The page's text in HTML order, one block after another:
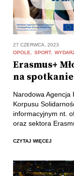
27 CZERWCA, 2023
OPOLE
SPORT
Erasmus+
na
Narodowa Agencja
Korpusu
informacyjnym nt.
oraz sektora
CZYTAJ WIĘCEJ